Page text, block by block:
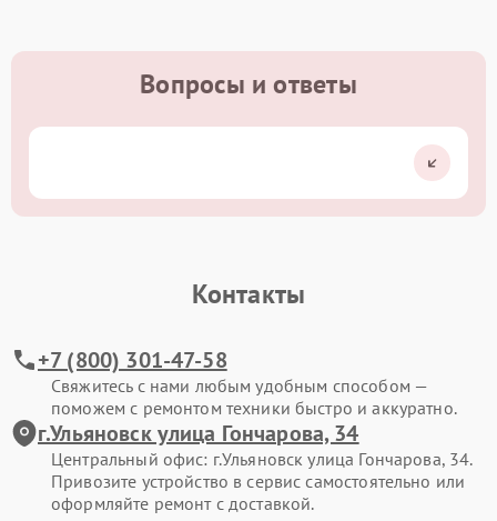
Вопросы и ответы
Контакты
+7 (800) 301-47-58
Свяжитесь с нами любым удобным способом —
поможем с ремонтом техники быстро и аккуратно.
г.Ульяновск улица Гончарова, 34
Центральный офис: г.Ульяновск улица Гончарова, 34.
Привозите устройство в сервис самостоятельно или
оформляйте ремонт с доставкой.